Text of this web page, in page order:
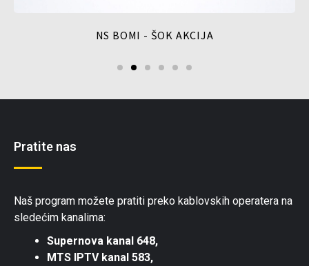
NS BOMI - ŠOK AKCIJA
Pratite nas
Naš program možete pratiti preko kablovskih operatera na
sledećim kanalima:
Supernova kanal 648,
MTS IPTV kanal 583,